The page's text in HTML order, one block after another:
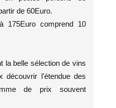
de 60Euro.
175Euro comprend 10
la belle sélection de vins
découvrir l'étendue des
de prix souvent